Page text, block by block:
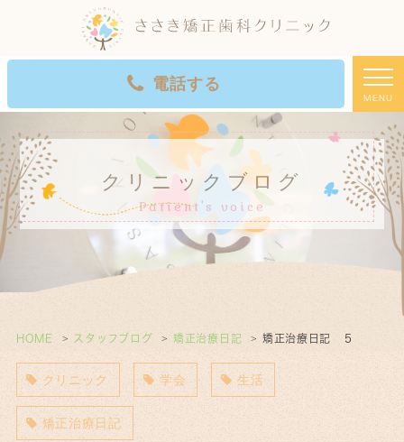
電話する
初診WEB予約
MENU
クリニックブログ
Patient's voice
HOME スタッフブログ 矯正治療日記 矯正治療日記 ５
クリニック 学会 生活
矯正治療日記